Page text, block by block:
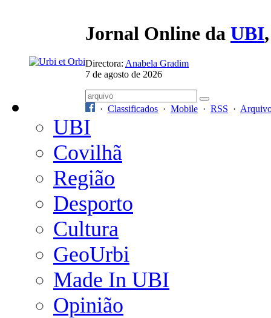
Jornal Online da UBI
Directora: Anabela Gradim
7 de agosto de 2026
· Classificados · Mobile · RSS ·
UBI
Covilhã
Região
Desporto
Cultura
GeoUrbi
Made In UBI
Opinião